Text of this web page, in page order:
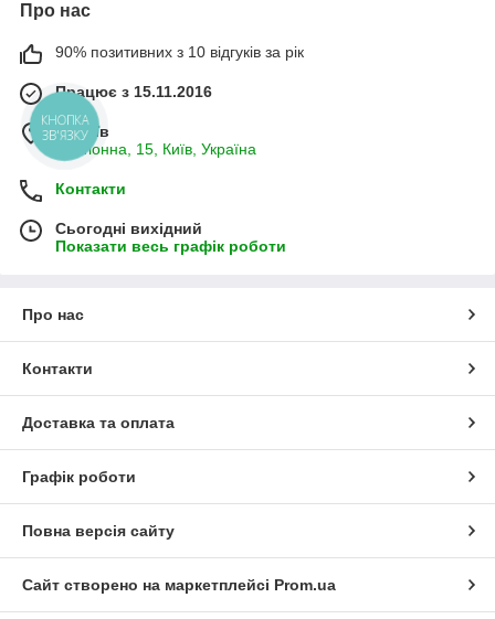
Про нас
90% позитивних з 10 відгуків за рік
Працює з 15.11.2016
м. Київ
Бастіонна, 15, Київ, Україна
Контакти
Сьогодні вихідний
Показати весь графік роботи
Про нас
Контакти
Доставка та оплата
Графік роботи
Повна версія сайту
Сайт створено на маркетплейсі Prom.ua
КНОПКА
ЗВ'ЯЗКУ